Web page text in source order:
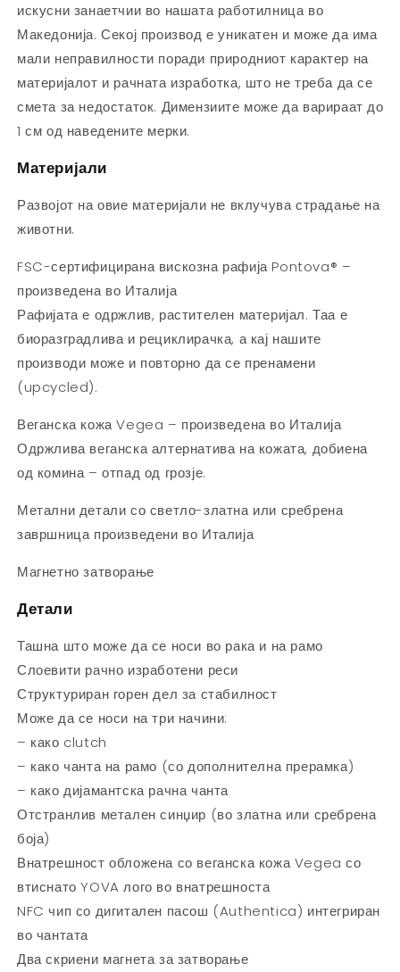
искусни занаетчии во нашата работилница во
Македонија. Секој производ е уникатен и може да има
мали неправилности поради природниот карактер на
материјалот и рачната изработка, што не треба да се
смета за недостаток. Димензиите може да варираат до
1 см од наведените мерки.
Материјали
Развојот на овие материјали не вклучува страдање на
животни.
FSC-сертифицирана вискозна рафија Pontova® –
произведена во Италија
Рафијата е одржлив, растителен материјал. Таа е
биоразградлива и рециклирачка, а кај нашите
производи може и повторно да се пренамени
(upcycled).
Веганска кожа Vegea – произведена во Италија
Одржлива веганска алтернатива на кожата, добиена
од комина – отпад од грозје.
Метални детали со светло-златна или сребрена
завршница произведени во Италија
Магнетно затворање
Детали
Ташна што може да се носи во рака и на рамо
Слоевити рачно изработени реси
Структуриран горен дел за стабилност
Може да се носи на три начини:
– како clutch
– како чанта на рамо (со дополнителна прерамка)
– како дијамантска рачна чанта
Отстранлив метален синџир (во златна или сребрена
боја)
Внатрешност обложена со веганска кожа Vegea со
втиснато YOVA лого во внатрешноста
NFC чип со дигитален пасош (Authentica) интегриран
во чантата
Два скриени магнета за затворање